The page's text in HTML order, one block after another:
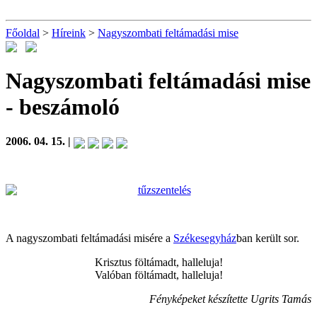
Főoldal > Híreink > Nagyszombati feltámadási mise
Nagyszombati feltámadási mise
- beszámoló
2006. 04. 15. |
A nagyszombati feltámadási misére a Székesegyházban került sor.
Krisztus föltámadt, halleluja!
Valóban föltámadt, halleluja!
Fényképeket készítette Ugrits Tamás